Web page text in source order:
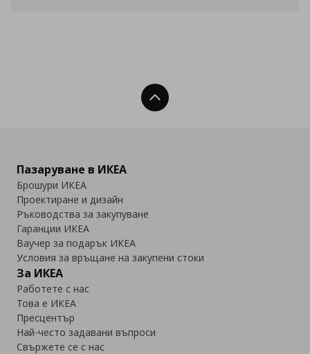
Нагоре
Пазаруване в ИКЕА
Брошури ИКЕА
Проектиране и дизайн
Ръководства за закупуване
Гаранции ИКЕА
Ваучер за подарък ИКЕА
Условия за връщане на закупени стоки
За ИКЕА
Работете с нас
Това е ИКЕА
Пресцентър
Най-често задавани въпроси
Свържете се с нас